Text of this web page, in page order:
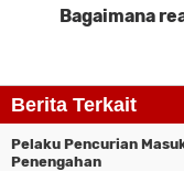
Bagaimana
Berita Terkait
Pelaku Pencurian
Penengahan